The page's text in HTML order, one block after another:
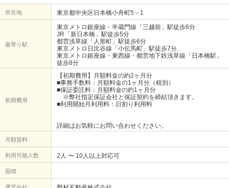
所在地 東京都中央区日本橋小舟町5－1
最寄り駅
東京メトロ銀座線・半蔵門線「三越前」駅徒歩6分
JR「新日本橋」駅徒歩5分
都営浅草線「人形町」駅徒歩6分
東京メトロ日比谷線「小伝馬町」駅徒歩7分、
東京メトロ銀座線・東西線・都営地下鉄浅草線「日本橋駅」
徒歩8分
初期費用
【初期費用】月額料金の約2ヶ月分
■事務手数料：月額料金の1ヶ月分（税別）
■保証委託料：月額料金の約1ヶ月分
※弊社指定保証会社と保証契約を締結頂きます。
■利用開始月利用料：日割り利用料
詳細はお気軽にお問い合わせください。
月額賃料
利用可能人数 2人 〜 10人以上対応可
面積